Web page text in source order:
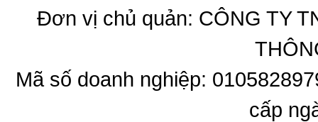
Đơn vị chủ quản: CÔNG TY
Mã số doanh nghiệp:
cấp